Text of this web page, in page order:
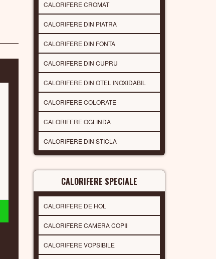
CALORIFERE CROMAT
CALORIFERE DIN PIATRA
CALORIFERE DIN FONTA
CALORIFERE DIN CUPRU
CALORIFERE DIN OTEL INOXIDABIL
CALORIFERE COLORATE
CALORIFERE OGLINDA
CALORIFERE DIN STICLA
CALORIFERE SPECIALE
CALORIFERE DE HOL
CALORIFERE CAMERA COPII
CALORIFERE VOPSIBILE